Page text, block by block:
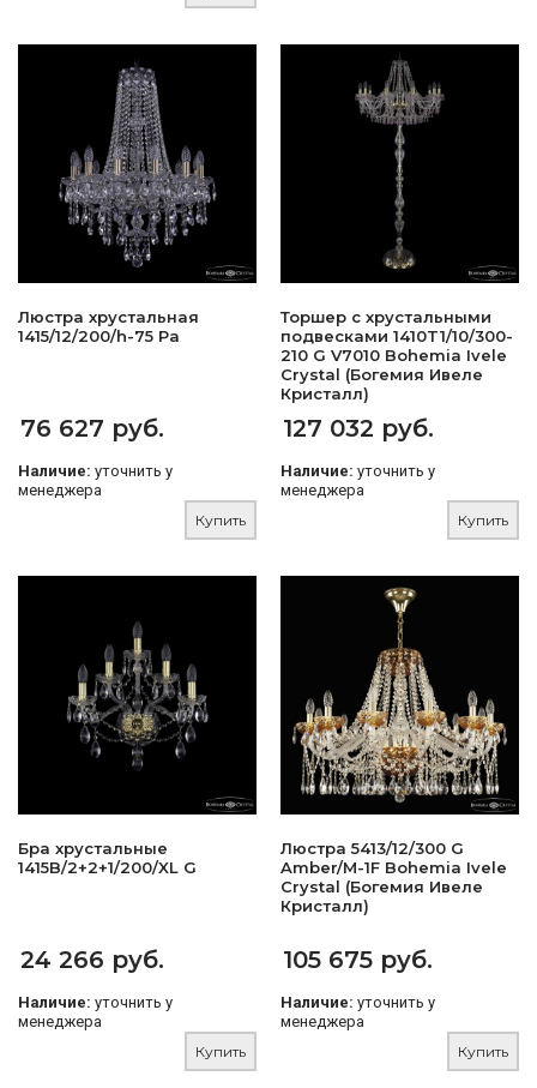
Люстра хрустальная
1415/12/200/h-75 Pa
76 627 руб.
Наличие: уточнить у
менеджера
Купить
Торшер с хрустальными
подвесками 1410T1/10/300-
210 G V7010 Bohemia Ivele
Crystal (Богемия Ивеле
Кристалл)
127 032 руб.
Наличие: уточнить у
менеджера
Купить
Бра хрустальные
1415B/2+2+1/200/XL G
24 266 руб.
Наличие: уточнить у
менеджера
Купить
Люстра 5413/12/300 G
Amber/M-1F Bohemia Ivele
Crystal (Богемия Ивеле
Кристалл)
105 675 руб.
Наличие: уточнить у
менеджера
Купить